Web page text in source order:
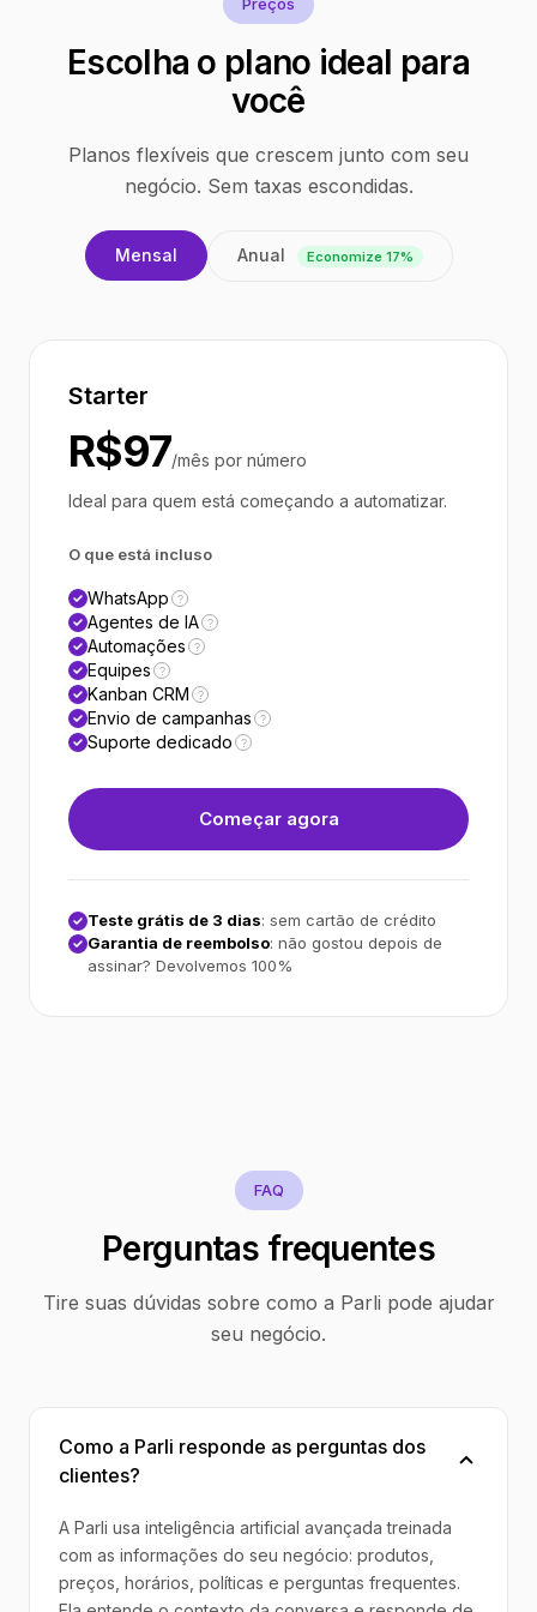
Escolha o plano ideal para
você
Planos flexíveis que crescem junto com seu
negócio. Sem taxas escondidas.
Mensal Anual Economize 17%
Starter
R$97/mês por número
Ideal para quem está começando a automatizar.
O que está incluso
WhatsApp ?
Agentes de IA ?
Automações ?
Equipes ?
Kanban CRM ?
Envio de campanhas ?
Suporte dedicado ?
Começar agora
Teste grátis de 3 dias: sem cartão de crédito
Garantia de reembolso: não gostou depois de
assinar? Devolvemos 100%
FAQ
Perguntas frequentes
Tire suas dúvidas sobre como a Parli pode ajudar
seu negócio.
Como a Parli responde as perguntas dos
clientes?
A Parli usa inteligência artificial avançada treinada
com as informações do seu negócio: produtos,
preços, horários, políticas e perguntas frequentes.